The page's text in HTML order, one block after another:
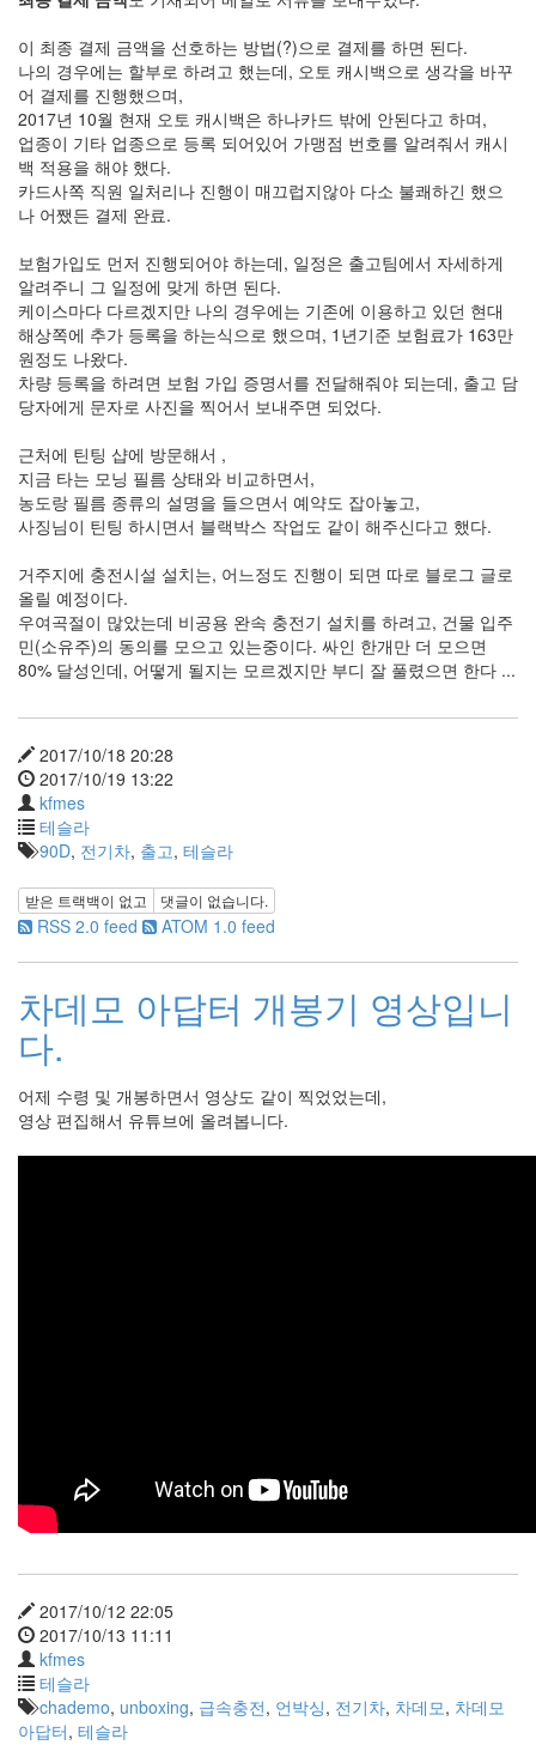
이 최종 결제 금액을 선호하는 방법(?)으로 결제를 하면 된다.
나의 경우에는 할부로 하려고 했는데, 오토 캐시백으로 생각을 바꾸
어 결제를 진행했으며,
2017년 10월 현재 오토 캐시백은 하나카드 밖에 안된다고 하며,
업종이 기타 업종으로 등록 되어있어 가맹점 번호를 알려줘서 캐시
백 적용을 해야 했다.
카드사쪽 직원 일처리나 진행이 매끄럽지않아 다소 불쾌하긴 했으
나 어쨌든 결제 완료.
보험가입도 먼저 진행되어야 하는데, 일정은 출고팀에서 자세하게
알려주니 그 일정에 맞게 하면 된다.
케이스마다 다르겠지만 나의 경우에는 기존에 이용하고 있던 현대
해상쪽에 추가 등록을 하는식으로 했으며, 1년기준 보험료가 163만
원정도 나왔다.
차량 등록을 하려면 보험 가입 증명서를 전달해줘야 되는데, 출고 담
당자에게 문자로 사진을 찍어서 보내주면 되었다.
근처에 틴팅 샵에 방문해서 ,
지금 타는 모닝 필름 상태와 비교하면서,
농도랑 필름 종류의 설명을 들으면서 예약도 잡아놓고,
사징님이 틴팅 하시면서 블랙박스 작업도 같이 해주신다고 했다.
거주지에 충전시설 설치는, 어느정도 진행이 되면 따로 블로그 글로
올릴 예정이다.
우여곡절이 많았는데 비공용 완속 충전기 설치를 하려고, 건물 입주
민(소유주)의 동의를 모으고 있는중이다. 싸인 한개만 더 모으면
80% 달성인데, 어떻게 될지는 모르겠지만 부디 잘 풀렸으면 한다 ...
2017/10/18 20:28
2017/10/19 13:22
kfmes
테슬라
90D, 전기차, 출고, 테슬라
받은 트랙백이 없고 댓글이 없습니다.
RSS 2.0 feed ATOM 1.0 feed
차데모 아답터 개봉기 영상입니
다.
어제 수령 및 개봉하면서 영상도 같이 찍었었는데,
영상 편집해서 유튜브에 올려봅니다.
2017/10/12 22:05
2017/10/13 11:11
kfmes
테슬라
chademo, unboxing, 급속충전, 언박싱, 전기차, 차데모, 차데모
아답터, 테슬라